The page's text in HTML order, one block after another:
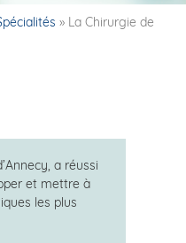
» La Chirurgie de
a réussi
et mettre à
les plus